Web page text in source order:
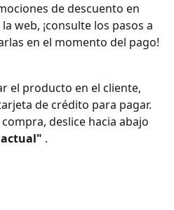
de descuento en
web, ¡consulte los pasos a
en el momento del pago!
el producto en el cliente,
de crédito para pagar.
deslice hacia abajo
.